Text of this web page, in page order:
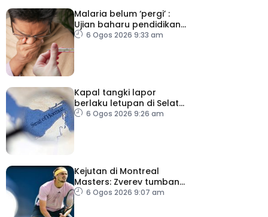
Malaria belum ‘pergi’ :
Ujian baharu pendidikan
perubatan dan sistem
6 Ogos 2026 9:33 am
Kapal tangki lapor
berlaku letupan di Selat
Hormuz ketika Iran-Oman
6 Ogos 2026 9:26 am
Kejutan di Montreal
Masters: Zverev tumbang,
Auger-Aliasime tarik diri
6 Ogos 2026 9:07 am